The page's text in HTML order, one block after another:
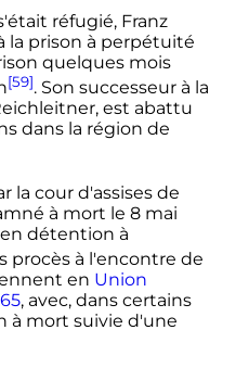
réfugié, Franz
la prison à perpétuité
quelques mois
[59]. Son successeur à la
est abattu
dans la région de
la cour d'assises de
à mort le 8 mai
détention à
procès à l'encontre de
en Union
, avec, dans certains
à mort suivie d'une